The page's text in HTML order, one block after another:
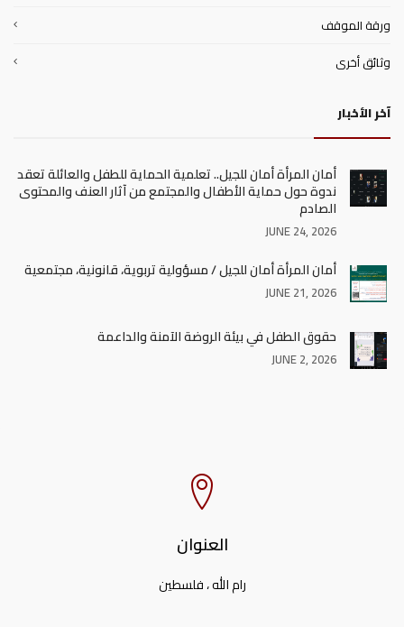
ورقة الموقف
وثائق أخرى
آخر الأخبار
أمان المرأة أمان للجيل.. تعلمية الحماية للطفل والعائلة تعقد
ندوة حول حماية الأطفال والمجتمع من آثار العنف والمحتوى
الصادم
JUNE 24, 2026
أمان المرأة أمان للجيل / مسؤولية تربوية، قانونية، مجتمعية
JUNE 21, 2026
حقوق الطفل في بيئة الروضة الآمنة والداعمة
JUNE 2, 2026
العنوان
رام الله ، فلسطين